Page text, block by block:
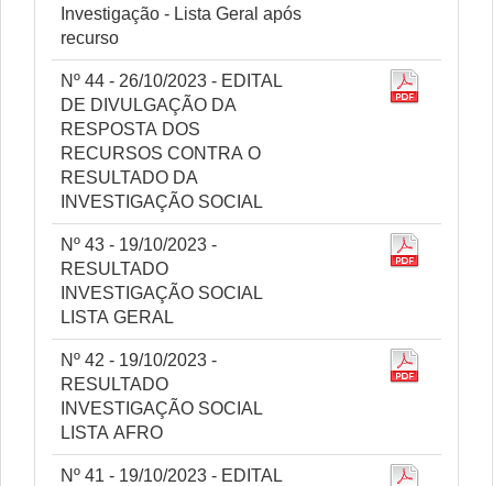
Investigação - Lista Geral após
recurso
Nº 44 - 26/10/2023 - EDITAL
DE DIVULGAÇÃO DA
RESPOSTA DOS
RECURSOS CONTRA O
RESULTADO DA
INVESTIGAÇÃO SOCIAL
Nº 43 - 19/10/2023 -
RESULTADO
INVESTIGAÇÃO SOCIAL
LISTA GERAL
Nº 42 - 19/10/2023 -
RESULTADO
INVESTIGAÇÃO SOCIAL
LISTA AFRO
Nº 41 - 19/10/2023 - EDITAL